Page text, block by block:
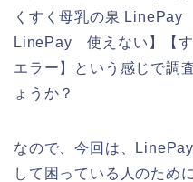
くすく母乳の泉
LinePay 使えない】【
エラー】という感じで調
ょうか？
なので、今回は、
して困っている人のため